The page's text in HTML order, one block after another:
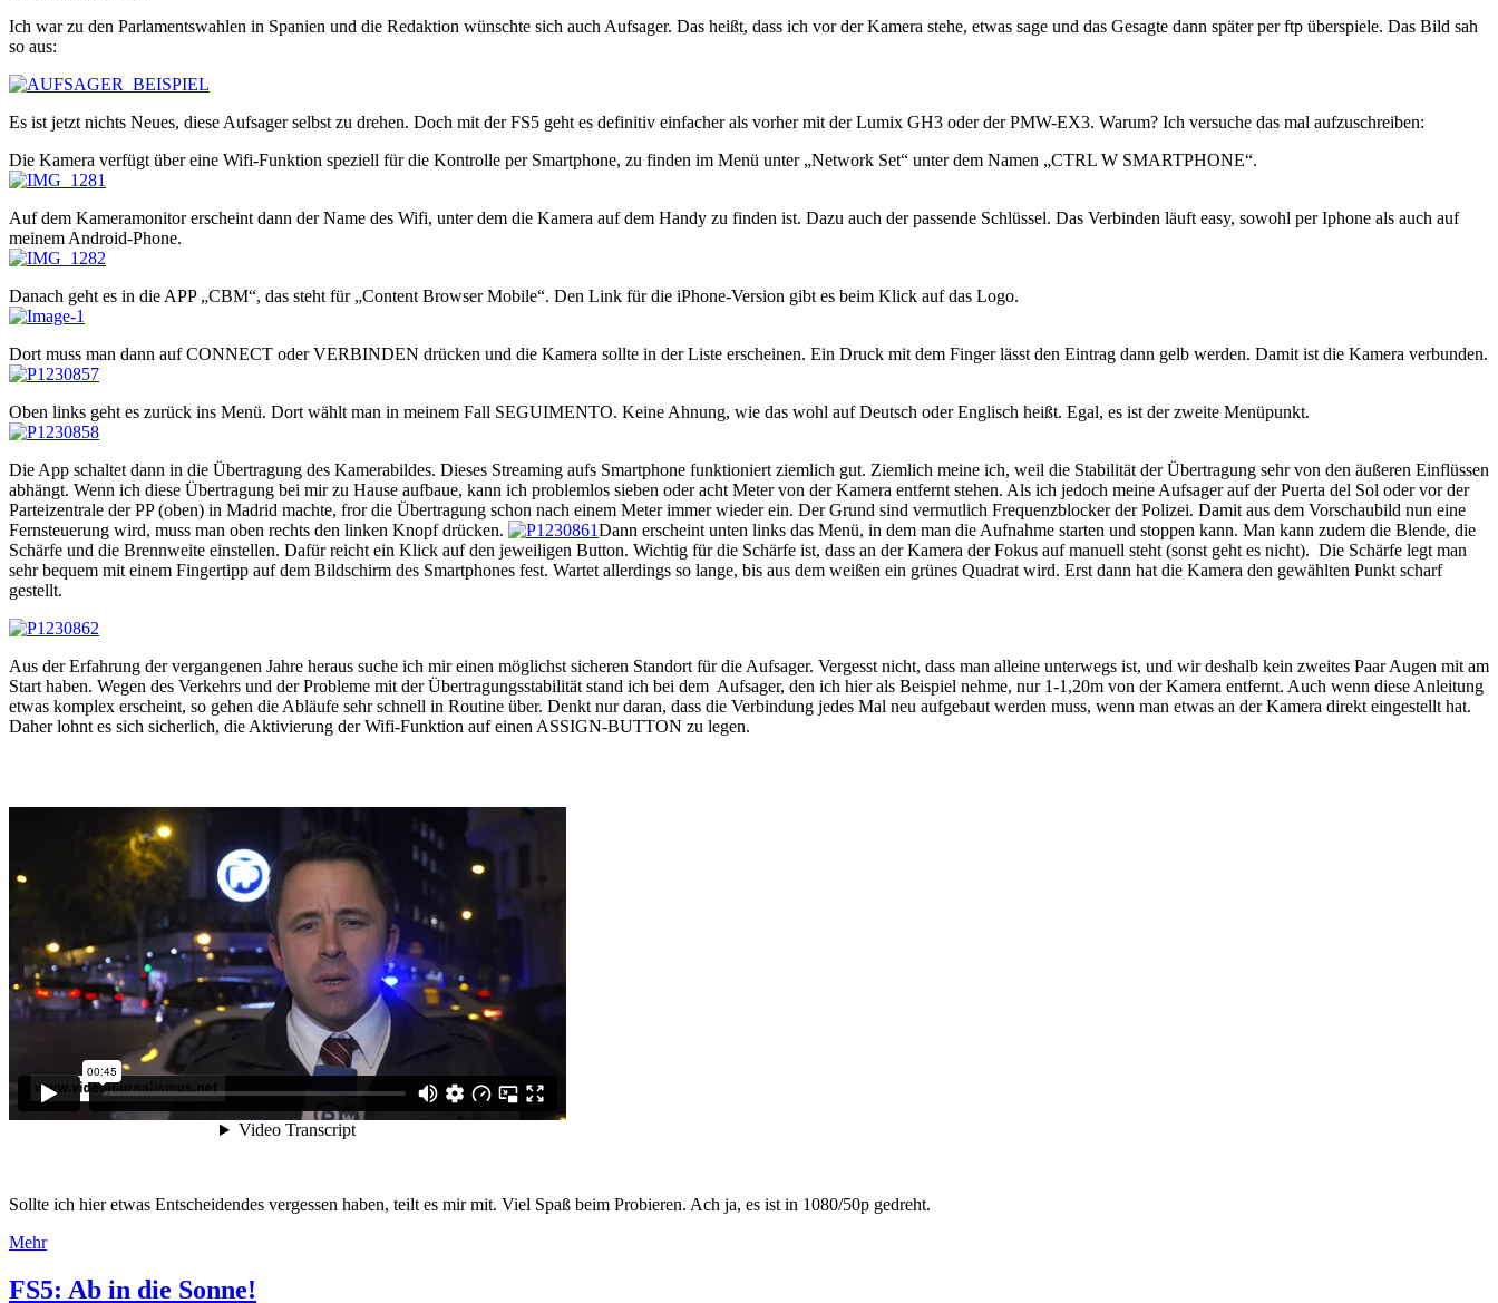
Ich war zu den Parlamentswahlen in Spanien und die Redaktion wünschte sich auch Aufsager. Das heißt, dass ich vor der Kamera stehe, etwas sage und das Gesagte dann später per ftp überspiele. Das Bild sah
so aus:
Es ist jetzt nichts Neues, diese Aufsager selbst zu drehen. Doch mit der FS5 geht es definitiv einfacher als vorher mit der Lumix GH3 oder der PMW-EX3. Warum? Ich versuche das mal aufzuschreiben:
Die Kamera verfügt über eine Wifi-Funktion speziell für die Kontrolle per Smartphone, zu finden im Menü unter „Network Set“ unter dem Namen „CTRL W SMARTPHONE“.
Auf dem Kameramonitor erscheint dann der Name des Wifi, unter dem die Kamera auf dem Handy zu finden ist. Dazu auch der passende Schlüssel. Das Verbinden läuft easy, sowohl per Iphone als auch auf
meinem Android-Phone.
Danach geht es in die APP „CBM“, das steht für „Content Browser Mobile“. Den Link für die iPhone-Version gibt es beim Klick auf das Logo.
Dort muss man dann auf CONNECT oder VERBINDEN drücken und die Kamera sollte in der Liste erscheinen. Ein Druck mit dem Finger lässt den Eintrag dann gelb werden. Damit ist die Kamera verbunden.
Oben links geht es zurück ins Menü. Dort wählt man in meinem Fall SEGUIMENTO. Keine Ahnung, wie das wohl auf Deutsch oder Englisch heißt. Egal, es ist der zweite Menüpunkt.
Die App schaltet dann in die Übertragung des Kamerabildes. Dieses Streaming aufs Smartphone funktioniert ziemlich gut. Ziemlich meine ich, weil die Stabilität der Übertragung sehr von den äußeren Einflüssen
abhängt. Wenn ich diese Übertragung bei mir zu Hause aufbaue, kann ich problemlos sieben oder acht Meter von der Kamera entfernt stehen. Als ich jedoch meine Aufsager auf der Puerta del Sol oder vor der
Parteizentrale der PP (oben) in Madrid machte, fror die Übertragung schon nach einem Meter immer wieder ein. Der Grund sind vermutlich Frequenzblocker der Polizei. Damit aus dem Vorschaubild nun eine
Fernsteuerung wird, muss man oben rechts den linken Knopf drücken.
Dann erscheint unten links das Menü, in dem man die Aufnahme starten und stoppen kann. Man kann zudem die Blende, die
Schärfe und die Brennweite einstellen. Dafür reicht ein Klick auf den jeweiligen Button. Wichtig für die Schärfe ist, dass an der Kamera der Fokus auf manuell steht (sonst geht es nicht). Die Schärfe legt man
sehr bequem mit einem Fingertipp auf dem Bildschirm des Smartphones fest. Wartet allerdings so lange, bis aus dem weißen ein grünes Quadrat wird. Erst dann hat die Kamera den gewählten Punkt scharf
gestellt.
Aus der Erfahrung der vergangenen Jahre heraus suche ich mir einen möglichst sicheren Standort für die Aufsager. Vergesst nicht, dass man alleine unterwegs ist, und wir deshalb kein zweites Paar Augen mit am
Start haben. Wegen des Verkehrs und der Probleme mit der Übertragungsstabilität stand ich bei dem Aufsager, den ich hier als Beispiel nehme, nur 1-1,20m von der Kamera entfernt. Auch wenn diese Anleitung
etwas komplex erscheint, so gehen die Abläufe sehr schnell in Routine über. Denkt nur daran, dass die Verbindung jedes Mal neu aufgebaut werden muss, wenn man etwas an der Kamera direkt eingestellt hat.
Daher lohnt es sich sicherlich, die Aktivierung der Wifi-Funktion auf einen ASSIGN-BUTTON zu legen.
Sollte ich hier etwas Entscheidendes vergessen haben, teilt es mir mit. Viel Spaß beim Probieren. Ach ja, es ist in 1080/50p gedreht.
Mehr
FS5: Ab in die Sonne!